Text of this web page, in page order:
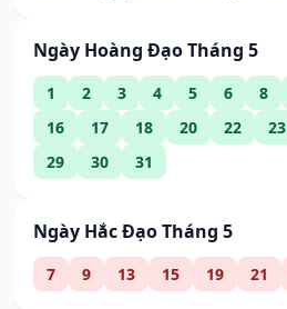
Ngày Hoàng Đạo Tháng 5
1 2 3 4 5 6 8
16
17 18 20 22 23
29
30 31
Ngày Hắc Đạo Tháng 5
7 9 13 15 19 21